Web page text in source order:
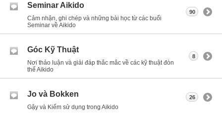
Seminar Aikido
Cảm nhận, ghi chép và những bài học từ các buổi
Seminar về Aikido
90
Góc Kỹ Thuật
Nơi thảo luận và giải đáp thắc mắc về các kỹ thuật đòn
thế Aikido
8
Jo và Bokken
Gậy và Kiếm sử dụng trong Aikido
26